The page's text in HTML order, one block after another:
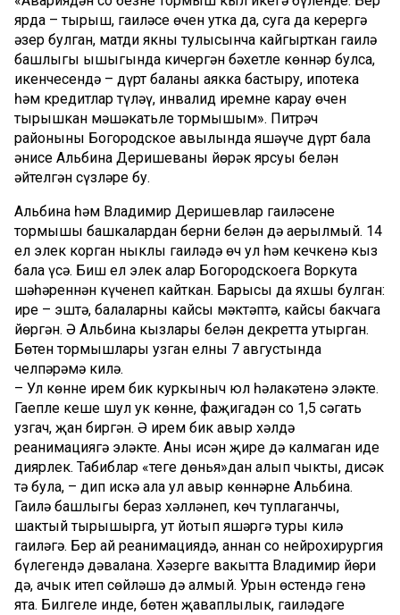
ярда – тырыш, гаиләсе өчен утка да, суга да керергә
әзер булган, матди якны тулысынча кайгырткан гаилә
башлыгы ышыгында кичергән бәхетле көннәр булса,
икенчесендә – дүрт баланы аякка бастыру, ипотека
һәм кредитлар түләү, инвалид иремне карау өчен
тырышкан мәшәкатьле тормышым». Питрәч
районының Богородское авылында яшәүче дүрт бала
әнисе Альбина Деришеваның йөрәк ярсуы белән
әйтелгән сүзләре бу.
Альбина һәм Владимир Деришевлар гаиләсенең
тормышы башкалардан берни белән дә аерылмый. 14
ел элек корган ныклы гаиләдә өч ул һәм кечкенә кыз
бала үсә. Биш ел элек алар Богородскоега Воркута
шәһәреннән күченеп кайткан. Барысы да яхшы булган:
ире – эштә, балаларның кайсы мәктәптә, кайсы бакчага
йөргән. Ә Альбина кызлары белән декретта утыр­ган.
Бөтен тормышлары узган елның 7 августында
челпәрәмә килә.
– Ул көнне ирем бик куркыныч юл һәлакәтенә эләкте.
Гаепле кеше шул ук көнне, фаҗигадән соң 1,5 сәгать
узгач, җан биргән. Ә ирем бик авыр хәлдә
реанимациягә эләкте. Аның исән җире дә калмаган иде
диярлек. Табиблар «теге дөнья»дан алып чыкты, дисәк
тә була, – дип искә ала ул авыр көннәрне Альбина.
Гаилә башлыгы бераз хәлләнеп, көч туплаганчы,
шактый тырышырга, ут йотып яшәргә туры килә
гаиләгә. Бер ай реанимациядә, аннан соң нейрохирургия
бүлегендә дәвалана. Хәзерге вакытта Владимир йөри
дә, ачык итеп сөйләшә дә алмый. Урын өстендә генә
ята. Билгеле инде, бөтен җаваплылык, гаиләдәге